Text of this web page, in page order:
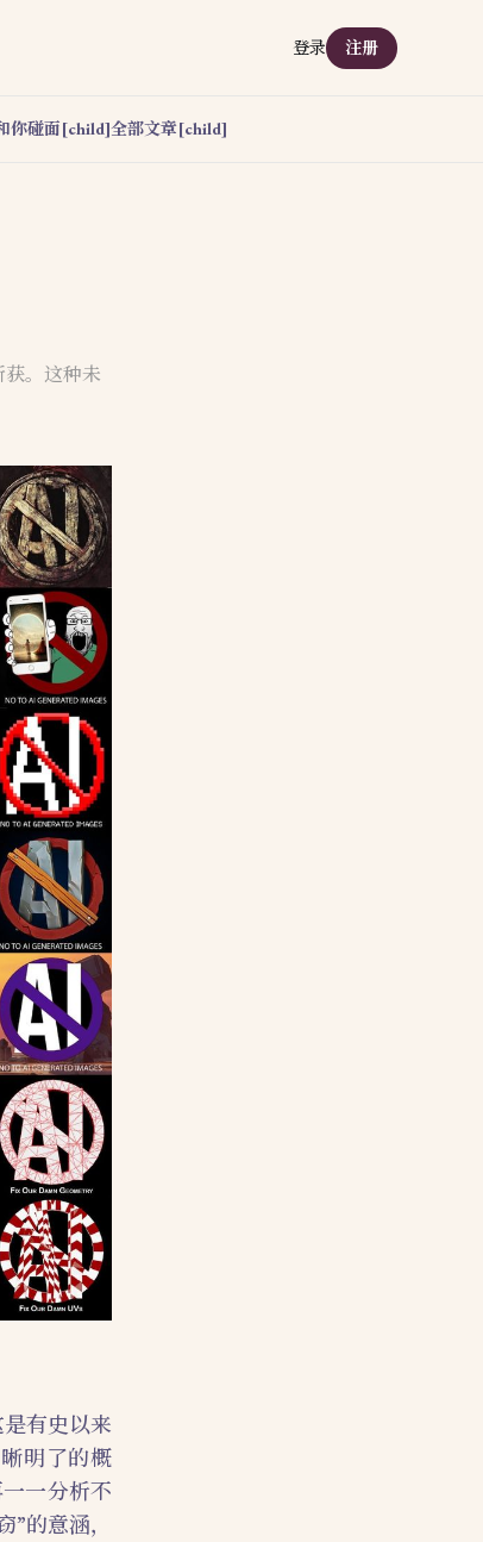
你碰面[child]全部文章[child]
登录 注册
。这种未
有史以来
明了的概
一分析不
的意涵，